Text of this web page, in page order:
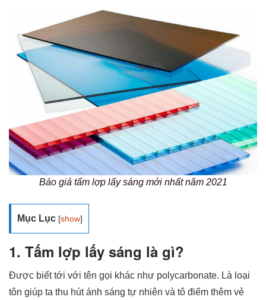
Báo giá tấm lợp lấy sáng mới nhất năm 2021
Mục Lục [show]
1. Tấm lợp lấy sáng là gì?
Được biết tới với tên gọi khác như polycarbonate. Là loại
tôn giúp ta thu hút ánh sáng tự nhiên và tô điểm thêm vẻ